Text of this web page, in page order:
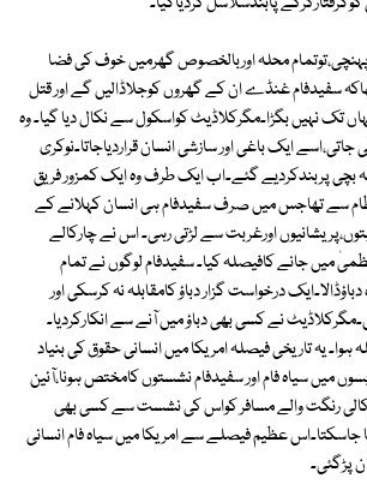
محلہ اوربالخصوص گھرمیں خوف کی فضا
سفیدفام غنڈے ان کے گھروں کوجلاڈالیں گے اور قتل
تک نہیں بگڑا۔مگرکلاڈیٹ کواسکول سے نکال دیا گیا۔ وہ
ایک باغی اور سازشی انسان قراردیاجاتا۔نوکری
بچی پربندکردیے گئے۔اب ایک طرف وہ ایک کمزور فریق
سے تھاجس میں صرف سفیدفام ہی انسان کہلانے کے
اورغربت سے لڑتی رہی۔ اس نے چارکالے
میں جانے کافیصلہ کیا۔ سفیدفام لوگوں نے تمام
درخواست گزار دباؤ کامقابلہ نہ کرسکی اور
نے کسی بھی دباؤ میں آنے سے انکارکردیا۔
ہوا۔ یہ تاریخی فیصلہ امریکا میں انسانی حقوق کی بنیاد
میں سیاہ فام اور سفیدفام نشستوں کامختص ہونا،آئین
رنگت والے مسافر کواس کی نشست سے کسی بھی
عظیم فیصلے سے امریکا میں سیاہ فام انسانی
پڑگئی۔